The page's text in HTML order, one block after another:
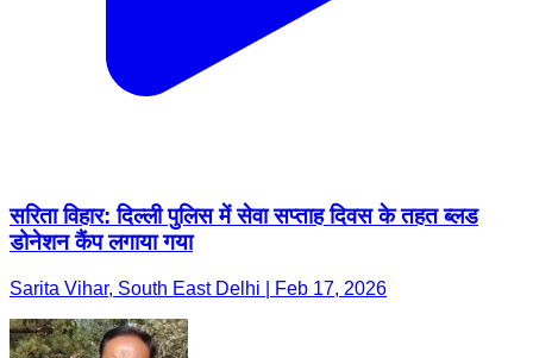
सरिता विहार: दिल्ली पुलिस में सेवा सप्ताह दिवस के तहत ब्लड
डोनेशन कैंप लगाया गया
Sarita Vihar, South East Delhi | Feb 17, 2026